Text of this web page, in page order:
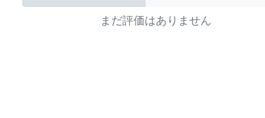
まだ評価はありません